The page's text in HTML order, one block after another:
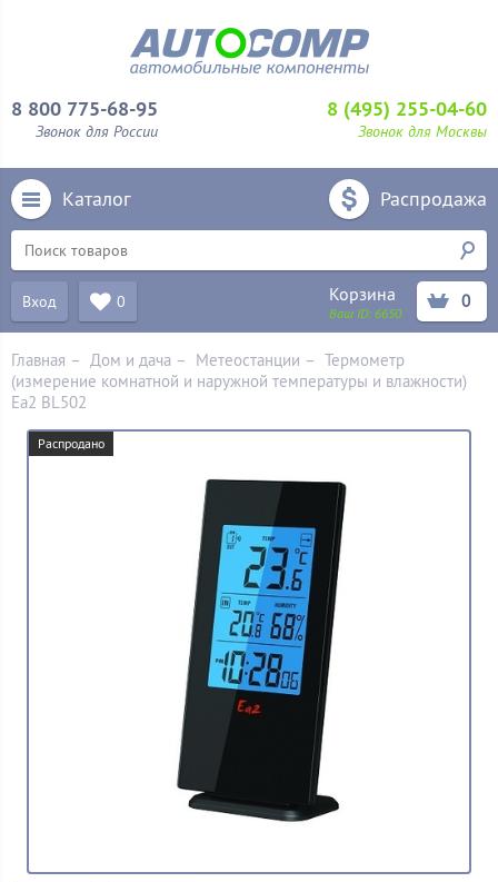
8 800 775-68-95
Звонок для России
8 (495) 255-04-60
Звонок для Москвы
Каталог Распродажа
Вход 0 Корзина
Ваш ID:6650
0
Главная – Дом и дача – Метеостанции – Термометр
(измерение комнатной и наружной температуры и влажности)
Ea2 BL502
Распродано